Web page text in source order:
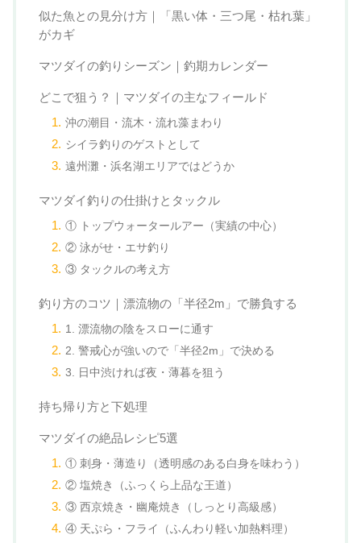
似た魚との見分け方｜「黒い体・三つ尾・枯れ葉」
がカギ
マツダイの釣りシーズン｜釣期カレンダー
どこで狙う？｜マツダイの主なフィールド
沖の潮目・流木・流れ藻まわり
シイラ釣りのゲストとして
遠州灘・浜名湖エリアではどうか
マツダイ釣りの仕掛けとタックル
① トップウォータールアー（実績の中心）
② 泳がせ・エサ釣り
③ タックルの考え方
釣り方のコツ｜漂流物の「半径2m」で勝負する
1. 漂流物の陰をスローに通す
2. 警戒心が強いので「半径2m」で決める
3. 日中渋ければ夜・薄暮を狙う
持ち帰り方と下処理
マツダイの絶品レシピ5選
① 刺身・薄造り（透明感のある白身を味わう）
② 塩焼き（ふっくら上品な王道）
③ 西京焼き・幽庵焼き（しっとり高級感）
④ 天ぷら・フライ（ふんわり軽い加熱料理）